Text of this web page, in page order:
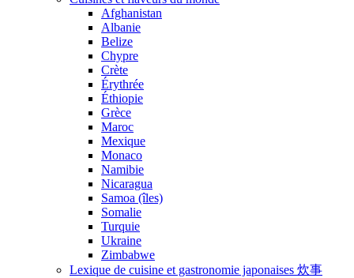
Afghanistan
Albanie
Belize
Chypre
Crète
Érythrée
Éthiopie
Grèce
Maroc
Mexique
Monaco
Namibie
Nicaragua
Samoa (îles)
Somalie
Turquie
Ukraine
Zimbabwe
Lexique de cuisine et gastronomie japonaises 炊事